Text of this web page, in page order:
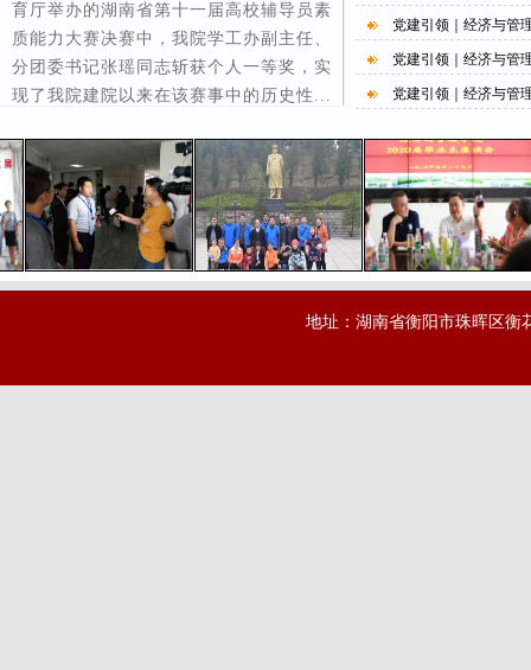
育厅举办的湖南省第十一届高校辅导员素
质能力大赛决赛中，我院学工办副主任、
分团委书记张瑶同志斩获个人一等奖，实
现了我院建院以来在该赛事中的历史性...
党建引领｜经济与管
党建引领｜经济与管
党建引领｜经济与管
地址：湖南省衡阳市珠晖区衡